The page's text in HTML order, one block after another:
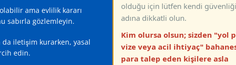
ama evlilik kararı
sabırla gözlemleyin.
iletişim kurarken, yasal
edin.
olduğu için lütfen kendi
adına dikkatli olun.
Kim olursa olsun; sizden "yol
vize veya acil ihtiyaç"
para talep eden kişilere asla